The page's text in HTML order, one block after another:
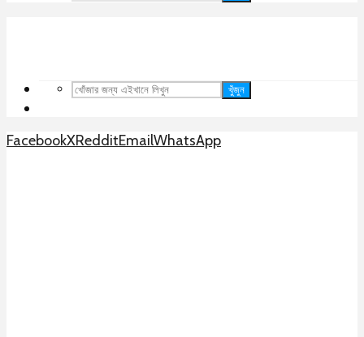
খুঁজুন
FacebookXRedditEmailWhatsApp